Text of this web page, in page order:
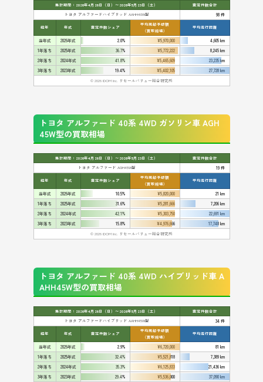
集計期間：2026年4月26日（日）〜2026年5月23日（土）
査定件数合計
トヨタ アルファードハイブリッド AAHH40W型
98 件
経年 年式 査定件数シェア
平均売却予想額
（買取相場）
平均走行距離
当年式 2026年式 2.0% ¥5,970,000
4,605 km
1年落ち
2025年式 36.7% ¥5,772,222
8,245 km
2年落ち
2024年式 41.8% ¥5,465,609
23,235 km
3年落ち
2023年式 19.4% ¥5,402,105
27,728 km
© 2026 IDOM Inc. リセールバリュー総合研究所
トヨタ アルファード 40系 4WD ガソリン車 AGH
45W型の買取相場
集計期間：2026年4月26日（日）〜2026年5月23日（土）
査定件数合計
トヨタ アルファード AGH45W型
19 件
経年 年式 査定件数シェア
平均売却予想額
（買取相場）
平均走行距離
当年式 2026年式 10.5% ¥5,820,000
21 km
1年落ち
2025年式 31.6% ¥5,281,666
7,206 km
2年落ち
2024年式 42.1% ¥5,303,750
22,691 km
3年落ち
2023年式 15.8% ¥4,976,666
17,748 km
© 2026 IDOM Inc. リセールバリュー総合研究所
トヨタ アルファード 40系 4WD ハイブリッド車 A
AHH45W型の買取相場
集計期間：2026年4月26日（日）〜2026年5月23日（土）
査定件数合計
トヨタ アルファードハイブリッド AAHH45W型
34 件
経年 年式 査定件数シェア
平均売却予想額
（買取相場）
平均走行距離
当年式 2026年式 2.9% ¥6,720,000
81 km
1年落ち
2025年式 32.4% ¥5,521,818
7,389 km
2年落ち
2024年式 35.3% ¥6,125,833
21,436 km
3年落ち
2023年式 29.4% ¥5,536,000
37,090 km